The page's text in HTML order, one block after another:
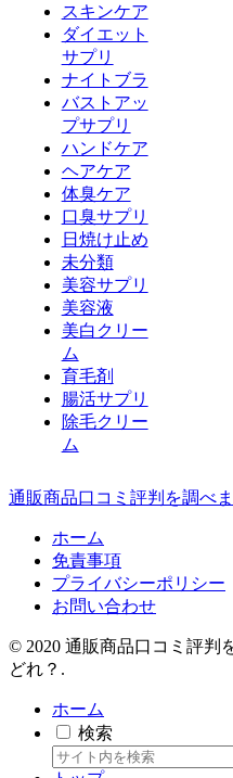
スキンケア
ダイエット
サプリ
ナイトブラ
バストアッ
プサプリ
ハンドケア
ヘアケア
体臭ケア
口臭サプリ
日焼け止め
未分類
美容サプリ
美容液
美白クリー
ム
育毛剤
腸活サプリ
除毛クリー
ム
通販商品口コミ評判を調べ
ホーム
免責事項
プライバシーポリシー
お問い合わせ
© 2020 通販商品口コミ評判
どれ？.
ホーム
検索